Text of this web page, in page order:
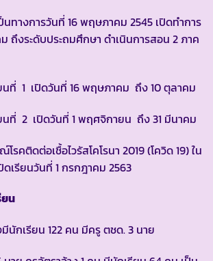
งการวันที่ 16 พฤษภาคม 2545 เปิดทำการ
ถึงระดับประถมศึกษา ดำเนินการสอน 2 ภาค
ปิดวันที่ 16 พฤษภาคม ถึง 10 ตุลาคม
ปิดวันที่ 1 พฤศจิกายน ถึง 31 มีนาคม
รคติดต่อเชื้อไวรัสโคโรนา 2019 (โควิด 19) ใน
ดเรียนวันที่ 1 กรกฎาคม 2563
ยน
เรียน 122 คน มีครู ตชด. 3 นาย